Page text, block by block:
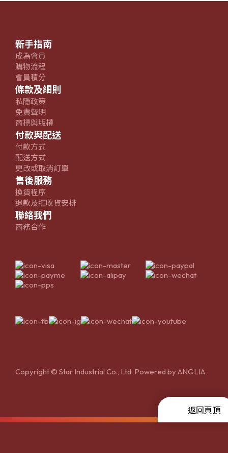
新手指南
成為會員
購物流程
會員積分
條款及細則
私隱政策
免責聲明
商標與版權
付款與配送
付款方式
配送方式
更改或取消訂單
售後服務
換貨程序
退款及拒收貨安排
聯絡我們
商務合作
Copyright © Star Industrial Co., Ltd. Powered byANGLIA
返回頁頂